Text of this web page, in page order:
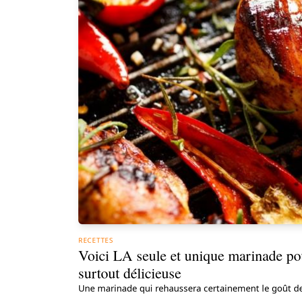
RECETTES
Voici LA seule et unique marinade
surtout délicieuse
Une marinade qui rehaussera certainement le goût